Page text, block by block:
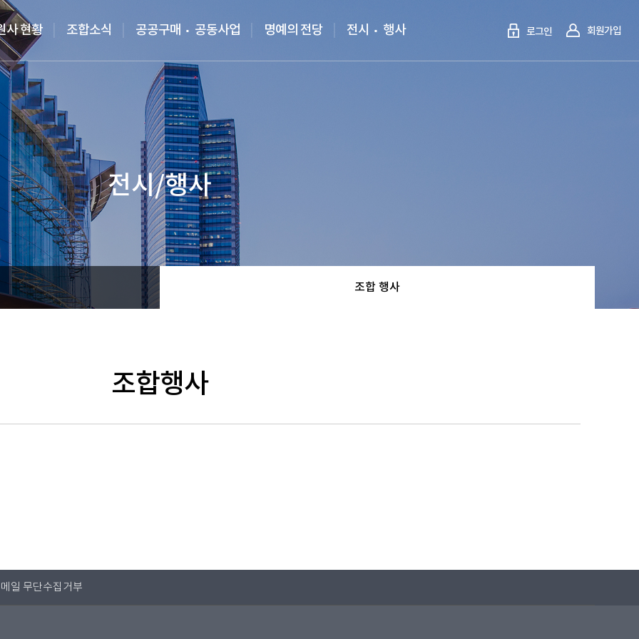
사 현황 조합소식 공공구매 공동사업 명예의 전당 전시 행사 로그인 회원가입
전시/행사
조합 행사
조합행사
일 무단수집거부